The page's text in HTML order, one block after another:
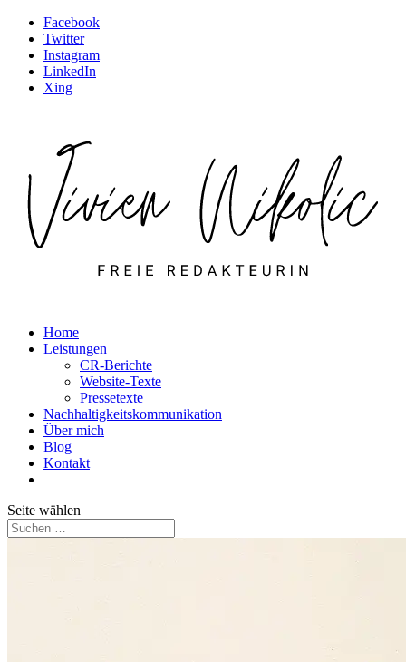
Facebook
Twitter
Instagram
LinkedIn
Xing
Home
Leistungen
CR-Berichte
Website-Texte
Pressetexte
Nachhaltigkeitskommunikation
Über mich
Blog
Kontakt
Seite wählen